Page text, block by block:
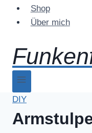
Shop
Über mich
DIY